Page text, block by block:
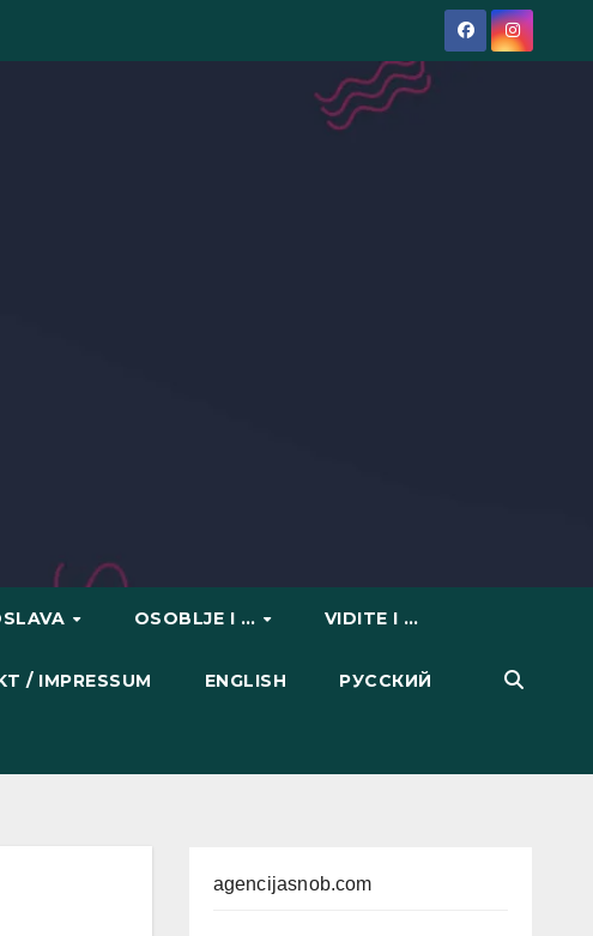
OSOBLJE I … VIDITE I …
/ IMPRESSUM ENGLISH РУССКИЙ
agencijasnob.com